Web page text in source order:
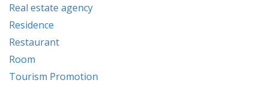
Real estate agency
Residence
Restaurant
Room
Tourism Promotion